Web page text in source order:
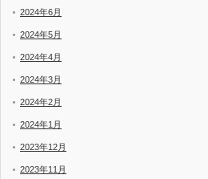
2024年6月
2024年5月
2024年4月
2024年3月
2024年2月
2024年1月
2023年12月
2023年11月